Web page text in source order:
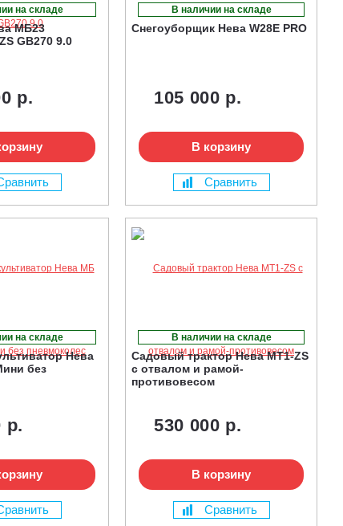
на складе
МБ23
GB270 9.0
р.
В наличии на складе
Снегоуборщик Нева W28E PRO
105 000 р.
В корзину
Сравнить
на складе
Нева
без
р.
В наличии на складе
Садовый трактор Нева MT1-ZS
с отвалом и рамой-
противовесом
530 000 р.
В корзину
Сравнить